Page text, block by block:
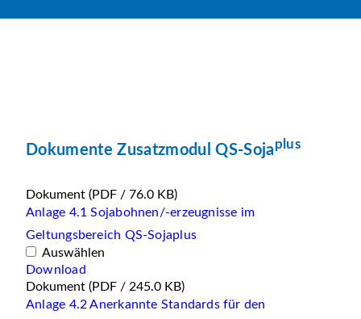
Dokumente Zusatzmodul QS-Sojaplus
Dokument (PDF / 76.0 KB)
Anlage 4.1 Sojabohnen/-erzeugnisse im
Geltungsbereich QS-Sojaplus
Auswählen
Download
Dokument (PDF / 245.0 KB)
Anlage 4.2 Anerkannte Standards für den